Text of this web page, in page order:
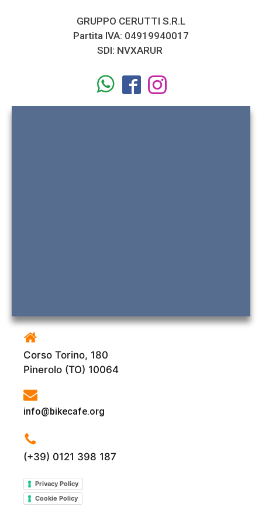
GRUPPO CERUTTI S.R.L
Partita IVA: 04919940017
SDI: NVXARUR
Corso Torino, 180
Pinerolo (TO) 10064
info@bikecafe.org
(+39) 0121 398 187
Privacy Policy
Cookie Policy